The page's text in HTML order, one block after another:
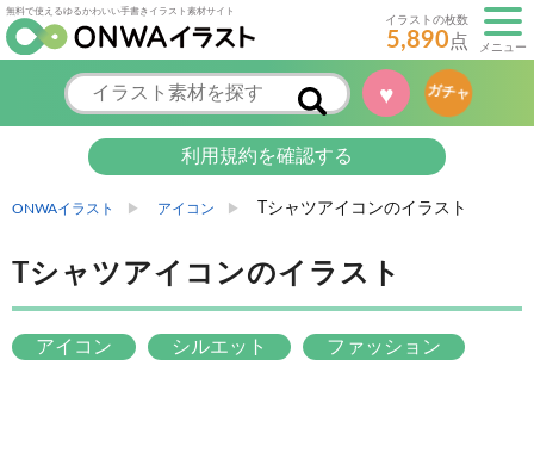
無料で使えるゆるかわいい手書きイラスト素材サイト
イラストの枚数
5,890点 メニュー
♥ ガチャ
利用規約を確認する
ONWAイラスト アイコン Tシャツアイコンのイラスト
Tシャツアイコンのイラスト
アイコン シルエット ファッション